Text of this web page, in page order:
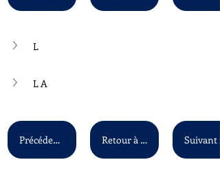
L
L A
Précédent : K A - K Z Retour à la liste principale